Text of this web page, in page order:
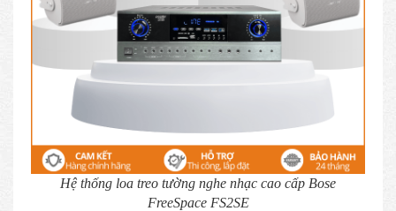
Hệ thống loa treo tường nghe nhạc cao cấp Bose
FreeSpace FS2SE